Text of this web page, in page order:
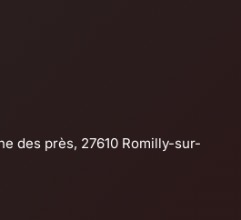
des près, 27610 Romilly-sur-